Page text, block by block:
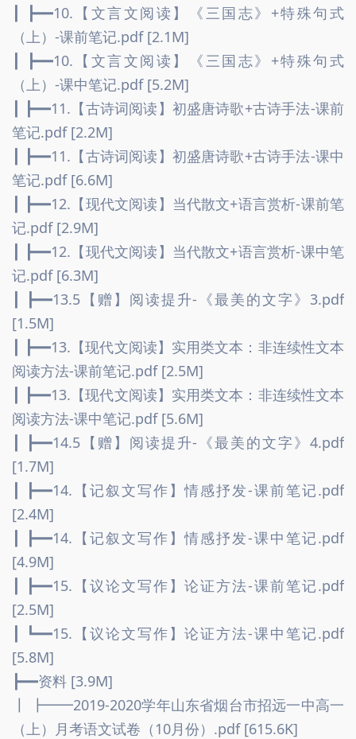
┃ ┣━━10.【文言文阅读】《三国志》+特殊句式
（上）-课前笔记.pdf [2.1M]
┃ ┣━━10.【文言文阅读】《三国志》+特殊句式
（上）-课中笔记.pdf [5.2M]
┃ ┣━━11.【古诗词阅读】初盛唐诗歌+古诗手法-课前
笔记.pdf [2.2M]
┃ ┣━━11.【古诗词阅读】初盛唐诗歌+古诗手法-课中
笔记.pdf [6.6M]
┃ ┣━━12.【现代文阅读】当代散文+语言赏析-课前笔
记.pdf [2.9M]
┃ ┣━━12.【现代文阅读】当代散文+语言赏析-课中笔
记.pdf [6.3M]
┃ ┣━━13.5【赠】阅读提升-《最美的文字》3.pdf
[1.5M]
┃ ┣━━13.【现代文阅读】实用类文本：非连续性文本
阅读方法-课前笔记.pdf [2.5M]
┃ ┣━━13.【现代文阅读】实用类文本：非连续性文本
阅读方法-课中笔记.pdf [5.6M]
┃ ┣━━14.5【赠】阅读提升-《最美的文字》4.pdf
[1.7M]
┃ ┣━━14.【记叙文写作】情感抒发-课前笔记.pdf
[2.4M]
┃ ┣━━14.【记叙文写作】情感抒发-课中笔记.pdf
[4.9M]
┃ ┣━━15.【议论文写作】论证方法-课前笔记.pdf
[2.5M]
┃ ┗━━15.【议论文写作】论证方法-课中笔记.pdf
[5.8M]
┣━━资料 [3.9M]
┃ ┣━━2019-2020学年山东省烟台市招远一中高一
（上）月考语文试卷（10月份）.pdf [615.6K]